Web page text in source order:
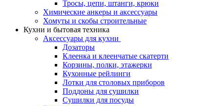
Тросы, цепи, штанги, крюки
Химические анкеры и аксессуары
Хомуты и скобы строительные
Кухни и бытовая техника
Аксессуары для кухни
Дозаторы
Клеенка и клеенчатые скатерти
Корзины, полки, этажерки
Кухонные рейлинги
Лотки для столовых приборов
Поддоны для сушилки
Сушилки для посуды